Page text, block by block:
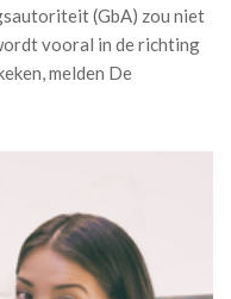
(GbA) zou niet
vooral in de richting
melden De